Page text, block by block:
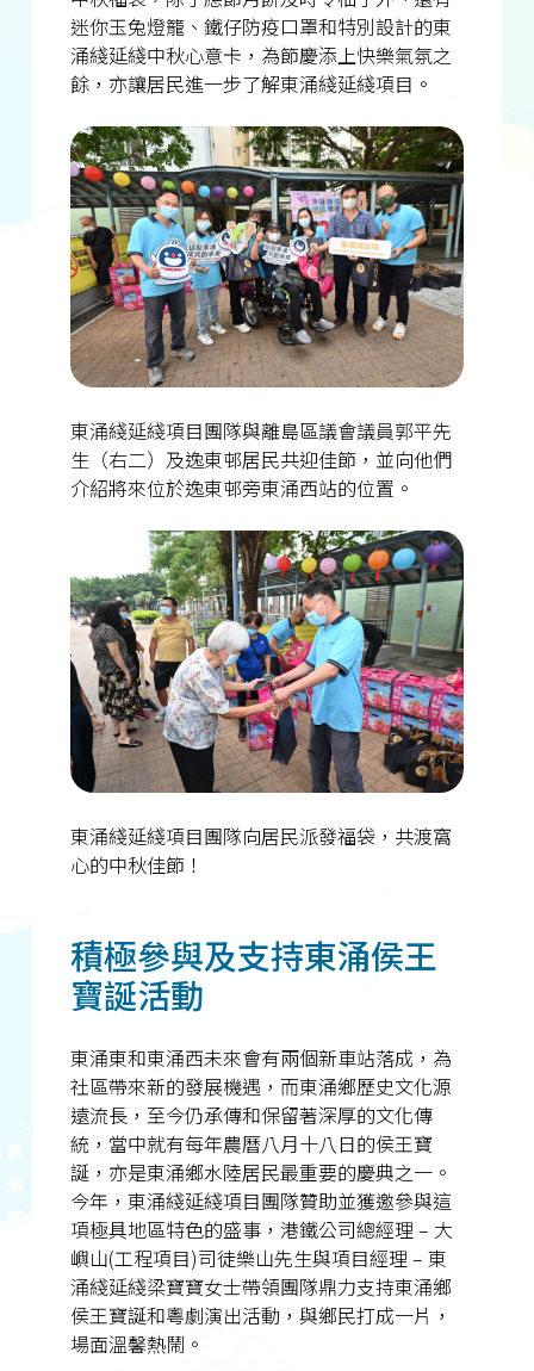
迷你玉兔燈籠、鐵仔防疫口罩和特別設計的東
涌綫延綫中秋心意卡，為節慶添上快樂氣氛之
餘，亦讓居民進一步了解東涌綫延綫項目。
東涌綫延綫項目團隊與離島區議會議員郭平先
生（右二）及逸東邨居民共迎佳節，並向他們
介紹將來位於逸東邨旁東涌西站的位置。
東涌綫延綫項目團隊向居民派發福袋，共渡窩
心的中秋佳節！
積極參與及支持東涌侯王
寶誕活動
東涌東和東涌西未來會有兩個新車站落成，為
社區帶來新的發展機遇，而東涌鄉歷史文化源
遠流長，至今仍承傳和保留著深厚的文化傳
統，當中就有每年農曆八月十八日的侯王寶
誕，亦是東涌鄉水陸居民最重要的慶典之一。
今年，東涌綫延綫項目團隊贊助並獲邀參與這
項極具地區特色的盛事，港鐵公司總經理 – 大
嶼山(工程項目)司徒樂山先生與項目經理 – 東
涌綫延綫梁寶寶女士帶領團隊鼎力支持東涌鄉
侯王寶誕和粵劇演出活動，與鄉民打成一片，
場面溫馨熱鬧。